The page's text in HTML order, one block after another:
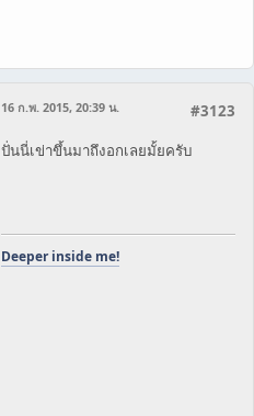
#3123
16 ก.พ. 2015, 20:39 น.
ปั่นนี่เข่าขึ้นมาถึงอกเลยมั้ยครับ
Deeper inside me!